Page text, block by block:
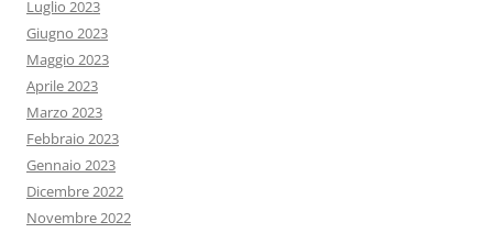
Luglio 2023
Giugno 2023
Maggio 2023
Aprile 2023
Marzo 2023
Febbraio 2023
Gennaio 2023
Dicembre 2022
Novembre 2022